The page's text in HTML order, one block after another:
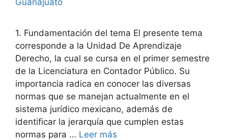
Guanajuato
1. Fundamentación del tema El presente tema
corresponde a la Unidad De Aprendizaje
Derecho, la cual se cursa en el primer semestre
de la Licenciatura en Contador Público. Su
importancia radica en conocer las diversas
normas que se manejan actualmente en el
sistema jurídico mexicano, además de
identificar la jerarquía que cumplen estas
normas para … Leer más